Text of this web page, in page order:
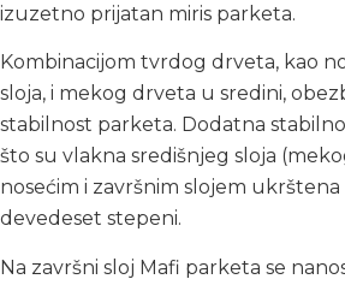
izuzetno prijatan miris parketa.
Kombinacijom tvrdog drveta, kao
sloja, i mekog drveta u sredini,
stabilnost parketa. Dodatna
što su vlakna središnjeg sloja
nosećim i završnim slojem
devedeset stepeni.
Na završni sloj Mafi parketa se